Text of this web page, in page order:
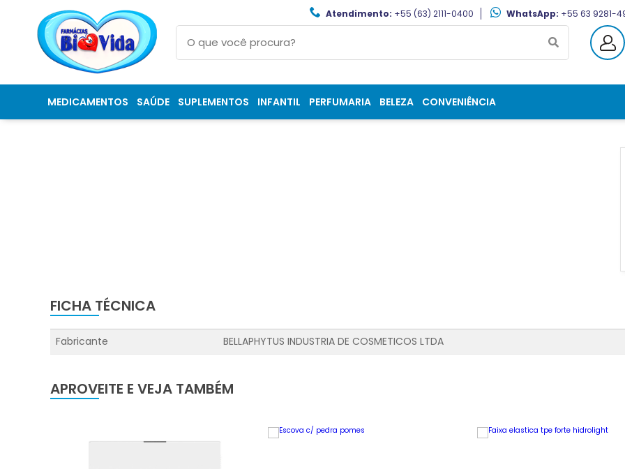
Atendimento: +55 (63) 2111-0400 WhatsApp: +55 63 9281-
MEDICAMENTOS SAÚDE SUPLEMENTOS INFANTIL PERFUMARIA BELEZA CONVENIÊNCIA
FICHA TÉCNICA
Fabricante BELLAPHYTUS INDUSTRIA DE COSMETICOS LTDA
APROVEITE E VEJA TAMBÉM